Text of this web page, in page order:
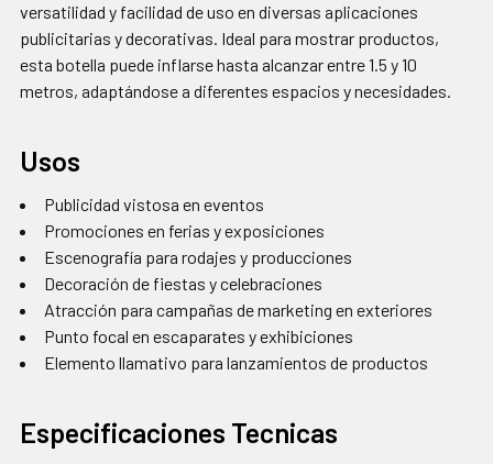
versatilidad y facilidad de uso en diversas aplicaciones
publicitarias y decorativas. Ideal para mostrar productos,
esta botella puede inflarse hasta alcanzar entre 1.5 y 10
metros, adaptándose a diferentes espacios y necesidades.
Usos
Publicidad vistosa en eventos
Promociones en ferias y exposiciones
Escenografía para rodajes y producciones
Decoración de fiestas y celebraciones
Atracción para campañas de marketing en exteriores
Punto focal en escaparates y exhibiciones
Elemento llamativo para lanzamientos de productos
Especificaciones Tecnicas